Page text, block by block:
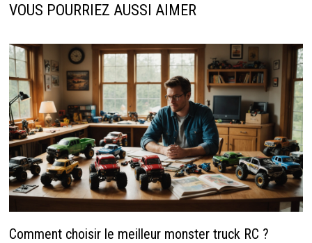
VOUS POURRIEZ AUSSI AIMER
Comment choisir le meilleur monster truck RC ?